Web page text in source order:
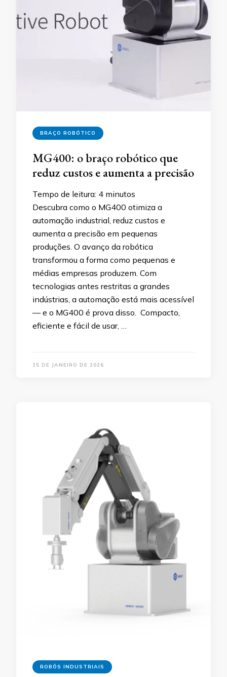
BRAÇO ROBÓTICO
MG400: o braço robótico que
reduz custos e aumenta a precisão
Tempo de leitura: 4 minutos
Descubra como o MG400 otimiza a
automação industrial, reduz custos e
aumenta a precisão em pequenas
produções. O avanço da robótica
transformou a forma como pequenas e
médias empresas produzem. Com
tecnologias antes restritas a grandes
indústrias, a automação está mais acessível
— e o MG400 é prova disso. Compacto,
eficiente e fácil de usar, …
15 DE JANEIRO DE 2026
ROBÔS INDUSTRIAIS